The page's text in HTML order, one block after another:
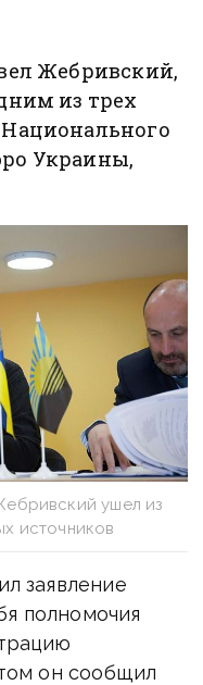
Жебривский,
из трех
Украины,
ушел из
источников
заявление
полномочия
он сообщил